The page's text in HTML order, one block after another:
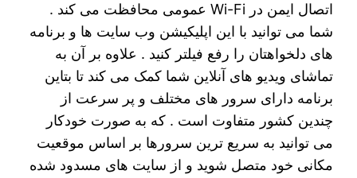
اتصال ایمن در Wi-Fi عمومی محافظت می کند .
شما می توانید با این اپلیکیشن وب سایت ها و برنامه
های دلخواهتان را رفع فیلتر کنید . علاوه بر آن به
تماشای ویدیو های آنلاین شما کمک می کند تا بتاین
برنامه دارای سرور های مختلف و پر سرعت از
چندین کشور متفاوت است . که به صورت خودکار
می توانید به سریع ترین سرورها بر اساس موقعیت
مکانی خود متصل شوید و‌ از سایت های مسدود شده